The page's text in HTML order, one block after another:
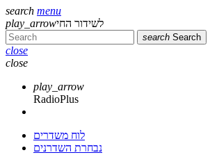
search menu
play_arrowלשידור החי
search Search
close
close
play_arrow
RadioPlus
לוח משדרים
נבחרת השדרנים